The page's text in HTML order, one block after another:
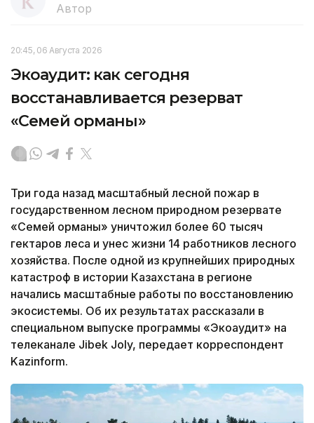
Автор
20:45, 06 Августа 2026
Экоаудит: как сегодня
восстанавливается резерват
«Семей орманы»
Три года назад масштабный лесной пожар в
государственном лесном природном резервате
«Семей орманы» уничтожил более 60 тысяч
гектаров леса и унес жизни 14 работников лесного
хозяйства. После одной из крупнейших природных
катастроф в истории Казахстана в регионе
начались масштабные работы по восстановлению
экосистемы. Об их результатах рассказали в
специальном выпуске программы «Экоаудит» на
телеканале Jibek Joly, передает корреспондент
Kazinform.